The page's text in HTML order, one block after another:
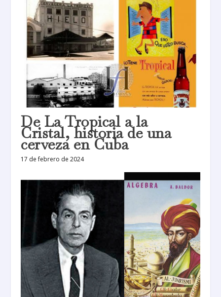
De La Tropical a la
Cristal, historia de una
cerveza en Cuba
17 de febrero de 2024